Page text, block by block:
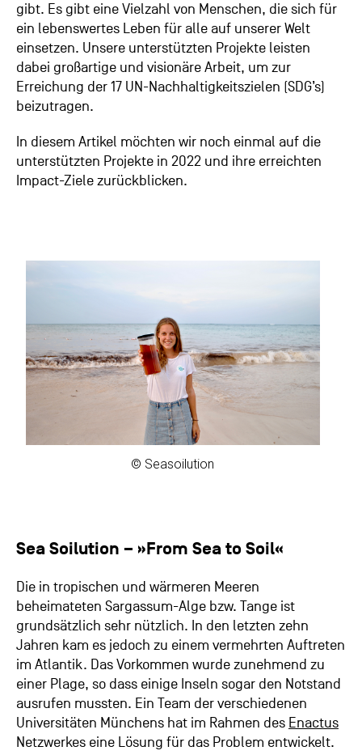
gibt. Es gibt eine Vielzahl von Menschen, die sich für
ein lebenswertes Leben für alle auf unserer Welt
einsetzen. Unsere unterstützten Projekte leisten
dabei großartige und visionäre Arbeit, um zur
Erreichung der 17 UN-Nachhaltigkeitszielen (SDG’s)
beizutragen.
In diesem Artikel möchten wir noch einmal auf die
unterstützten Projekte in 2022 und ihre erreichten
Impact-Ziele zurückblicken.
© Seasoilution
Sea Soilution – »From Sea to Soil«
Die in tropischen und wärmeren Meeren
beheimateten Sargassum-Alge bzw. Tange ist
grundsätzlich sehr nützlich. In den letzten zehn
Jahren kam es jedoch zu einem vermehrten Auftreten
im Atlantik. Das Vorkommen wurde zunehmend zu
einer Plage, so dass einige Inseln sogar den Notstand
ausrufen mussten. Ein Team der verschiedenen
Universitäten Münchens hat im Rahmen des Enactus
Netzwerkes eine Lösung für das Problem entwickelt.